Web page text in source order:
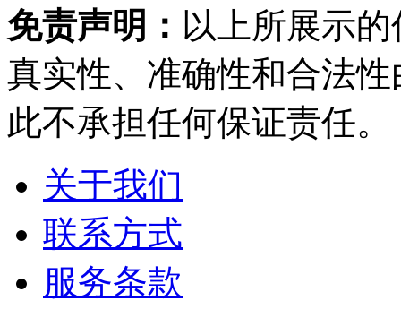
免责声明： 以上所展示
真实性、准确性和合法
此不承担任何保证责任。
关于我们
联系方式
服务条款